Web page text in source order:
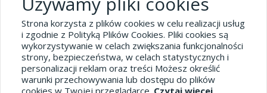
Blog
Dane kontaktowe
tel.32 445-74-07
sklep@hard-skin.pl
Strona korzysta z plików cookies w celu realizacji usług
i zgodnie z Polityką Plików Cookies. Pliki cookies są
wykorzystywanie w celach zwiększania funkcjonalności
strony, bezpieczeństwa, w celach statystycznych i
personalizacji reklam oraz treści Możesz określić
warunki przechowywania lub dostępu do plików
cookies w Twojej przeglądarce. Czytaj więcej